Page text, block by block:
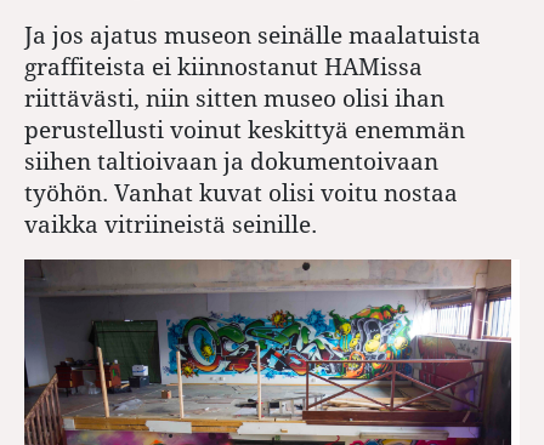
Ja jos ajatus museon seinälle maalatuista
graffiteista ei kiinnostanut HAMissa
riittävästi, niin sitten museo olisi ihan
perustellusti voinut keskittyä enemmän
siihen taltioivaan ja dokumentoivaan
työhön. Vanhat kuvat olisi voitu nostaa
vaikka vitriineistä seinille.